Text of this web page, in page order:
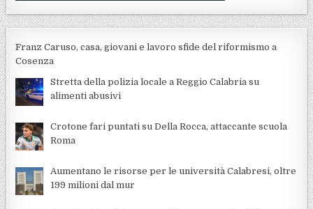
Franz Caruso, casa, giovani e lavoro sfide del riformismo a
Cosenza
Stretta della polizia locale a Reggio Calabria su
alimenti abusivi
Crotone fari puntati su Della Rocca, attaccante scuola
Roma
Aumentano le risorse per le università Calabresi, oltre
199 milioni dal mur